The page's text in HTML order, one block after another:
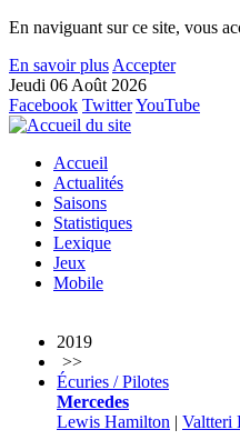
En naviguant sur ce site, vous
En savoir plus Accepter
Jeudi 06 Août 2026
Facebook TwitterYouTube
Accueil
Actualités
Saisons
Statistiques
Lexique
Jeux
Mobile
2019
>>
Écuries / Pilotes
Mercedes
Lewis Hamilton | Valtteri